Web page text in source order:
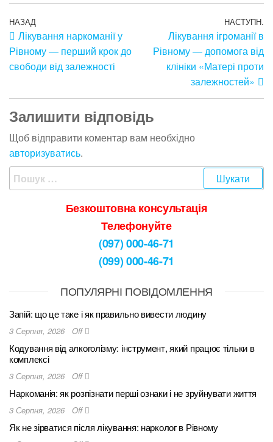
НАЗАД
Лікування наркоманії у
Рівному — перший крок до
свободи від залежності
НАСТУПН.
Лікування ігроманії в
Рівному — допомога від
клініки «Матері проти
залежностей»
Залишити відповідь
Щоб відправити коментар вам необхідно
авторизуватись.
Безкоштовна консультація
Телефонуйте
(097) 000-46-71
(099) 000-46-71
ПОПУЛЯРНІ ПОВІДОМЛЕННЯ
Запій: що це таке і як правильно вивести людину
3 Серпня, 2026 Off
Кодування від алкоголізму: інструмент, який працює тільки в
комплексі
3 Серпня, 2026 Off
Наркоманія: як розпізнати перші ознаки і не зруйнувати життя
3 Серпня, 2026 Off
Як не зірватися після лікування: нарколог в Рівному